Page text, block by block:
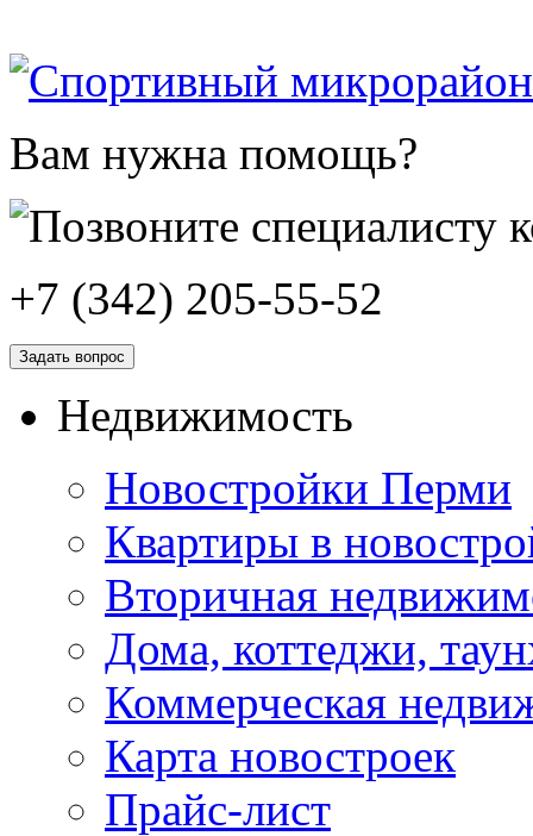
Вам нужна помощь?
+7 (342) 205-55-52
Задать вопрос
Недвижимость
Новостройки Перми
Квартиры в
Вторичная
Дома, коттеджи,
Коммерческая
Карта новостроек
Прайс-лист